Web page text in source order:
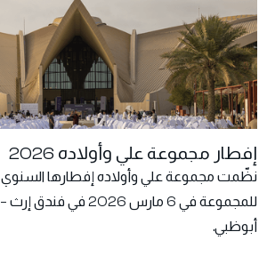
إفطار مجموعة علي وأولاده 2026
نظّمت مجموعة علي وأولاده إفطارها السنوي
للمجموعة في 6 مارس 2026 في فندق إرث –
أبوظبي.